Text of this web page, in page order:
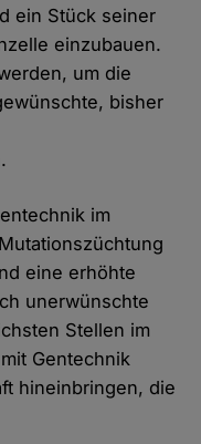
ein Stück seiner
einzubauen.
um die
bisher
im
eine erhöhte
unerwünschte
Stellen im
Gentechnik
hineinbringen, die